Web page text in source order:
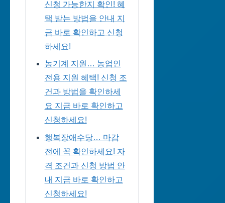
신청 가능한지 확인! 혜
택 받는 방법을 안내 지
금 바로 확인하고 신청
하세요!
농기계 지원… 농업인
전용 지원 혜택! 신청 조
건과 방법을 확인하세
요 지금 바로 확인하고
신청하세요!
행복장애수당… 마감
전에 꼭 확인하세요! 자
격 조건과 신청 방법 안
내 지금 바로 확인하고
신청하세요!